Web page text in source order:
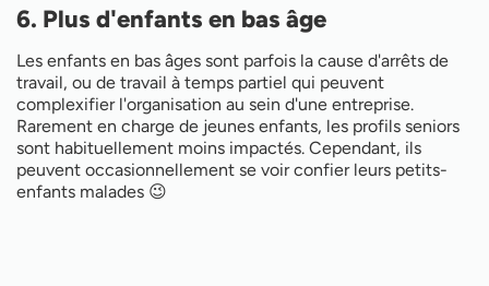
6. Plus d'enfants en bas âge
Les enfants en bas âges sont parfois la cause d'arrêts de
travail, ou de travail à temps partiel qui peuvent
complexifier l'organisation au sein d'une entreprise.
Rarement en charge de jeunes enfants, les profils seniors
sont habituellement moins impactés. Cependant, ils
peuvent occasionnellement se voir confier leurs petits-
enfants malades 😉